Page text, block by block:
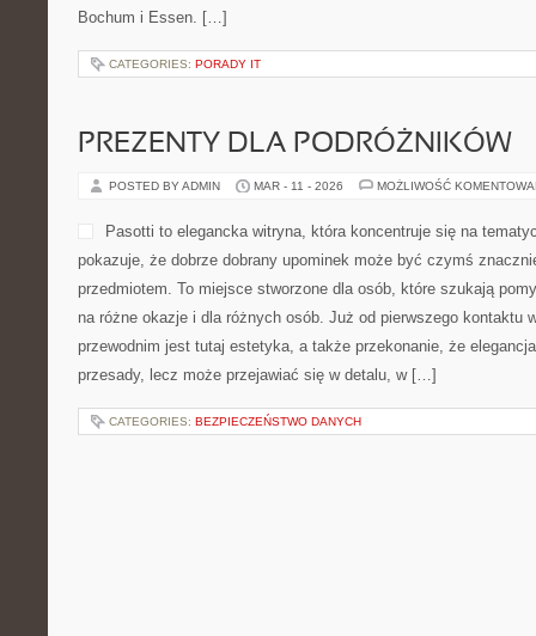
Bochum i Essen. […]
CATEGORIES: PORADY IT
PREZENTY DLA PODRÓŻNIKÓW
POSTED BY ADMIN MAR - 11 - 2026 MOŻLIWOŚĆ
Pasotti to elegancka witryna, która koncentruje się na
pokazuje, że dobrze dobrany upominek może być czymś
przedmiotem. To miejsce stworzone dla osób, które szukają
na różne okazje i dla różnych osób. Już od pierwszego kontaktu
przewodnim jest tutaj estetyka, a także przekonanie, że
przesady, lecz może przejawiać się w detalu, w […]
CATEGORIES: BEZPIECZEŃSTWO DANYCH